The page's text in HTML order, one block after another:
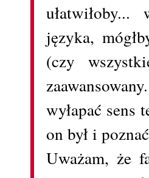
języka,
(czy
wyłapać sens
on był i
Uważam, że